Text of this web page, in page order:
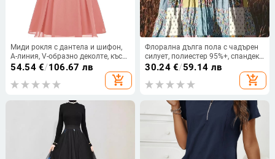
Миди рокля с дантела и шифон,
А-линия, V-образно деколте, къси
Raglan ръкави, полиестер и
54.54€/106.67 лв
add_shopping_cart
Флорална дълга пола с чадърен
силует, полиестер 95%+, спандекс
≤30%, микроотскок на
еластичността, пролет 2025
30.24€/59.14 лв
add_shopping_cart